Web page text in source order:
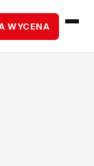
WYCENA